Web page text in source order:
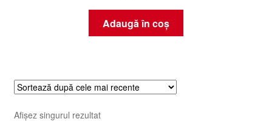
Adaugă în coș
Afișez singurul rezultat